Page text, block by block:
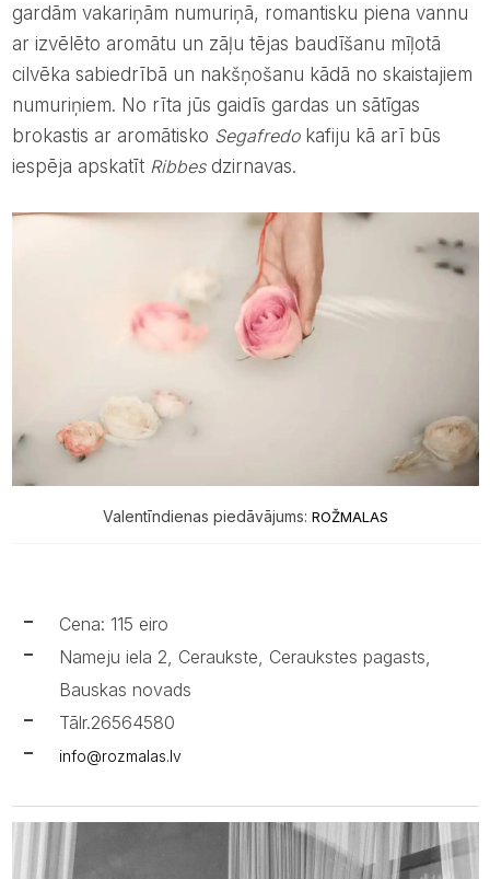
gardām vakariņām numuriņā, romantisku piena vannu
ar izvēlēto aromātu un zāļu tējas baudīšanu mīļotā
cilvēka sabiedrībā un nakšņošanu kādā no skaistajiem
numuriņiem. No rīta jūs gaidīs gardas un sātīgas
brokastis ar aromātisko Segafredokafiju kā arī būs
iespēja apskatīt Ribbesdzirnavas.
Valentīndienas piedāvājums: ROŽMALAS
Cena: 115 eiro
Nameju iela 2, Ceraukste, Ceraukstes pagasts,
Bauskas novads
Tālr.26564580​
info@rozmalas.lv